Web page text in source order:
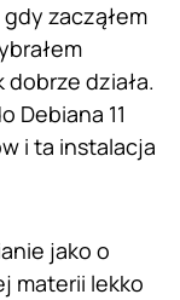
zacząłem
dobrze działa.
Debiana 11
i ta instalacja
jako o
materii lekko